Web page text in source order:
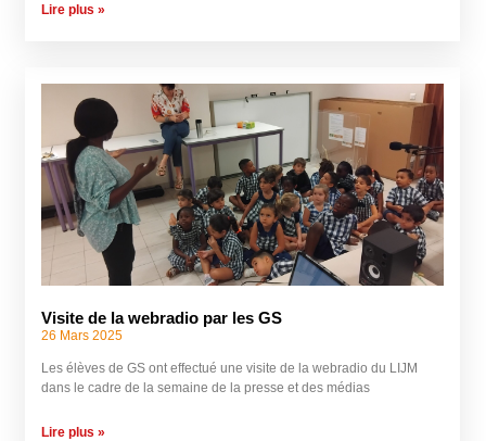
Lire plus »
Visite de la webradio par les GS
26 Mars 2025
Les élèves de GS ont effectué une visite de la webradio du LIJM
dans le cadre de la semaine de la presse et des médias
Lire plus »